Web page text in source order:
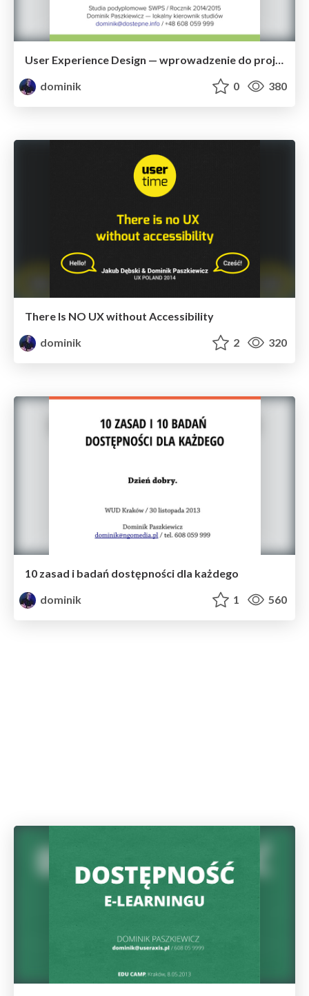
User Experience Design — wprowadzenie do projektowania
dominik
0 380
There Is NO UX without Accessibility
dominik
2 320
10 zasad i badań dostępności dla każdego
dominik
1 560